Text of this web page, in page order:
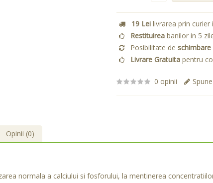
19 Leilivrarea prin curier
Restituireabanilor in 5
Posibilitate de schimbare
Livrare Gratuitapentru
0 opinii
Opinii (0)
normala a calciului si fosforului, la mentinerea